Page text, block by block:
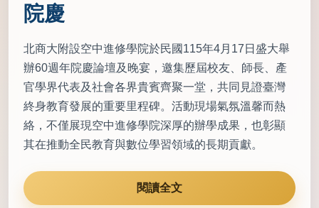
院慶
北商大附設空中進修學院於民國115年4月17日盛大舉
辦60週年院慶論壇及晚宴，邀集歷屆校友、師長、產
官學界代表及社會各界貴賓齊聚一堂，共同見證臺灣
終身教育發展的重要里程碑。活動現場氣氛溫馨而熱
絡，不僅展現空中進修學院深厚的辦學成果，也彰顯
其在推動全民教育與數位學習領域的長期貢獻。
閱讀全文